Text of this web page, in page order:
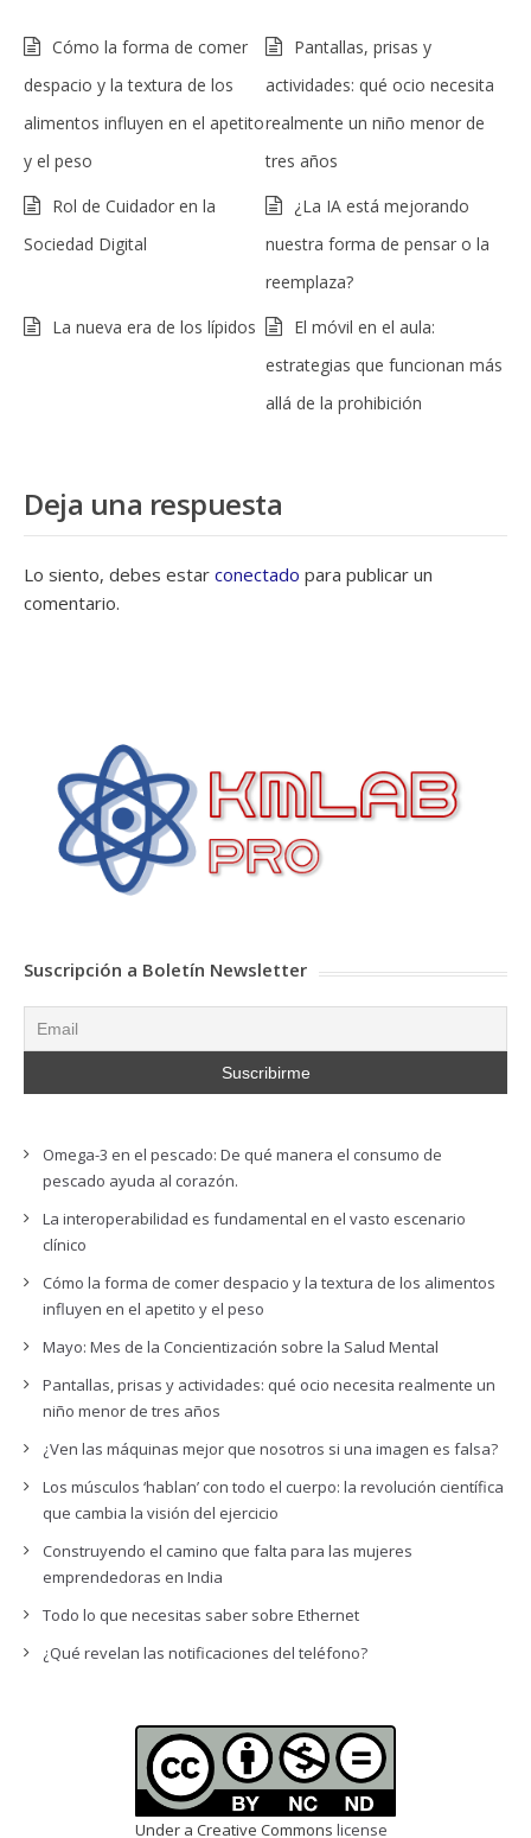
Cómo la forma de comer
despacio y la textura de los
alimentos influyen en el apetito
y el peso
Pantallas, prisas y
actividades: qué ocio necesita
realmente un niño menor de
tres años
Rol de Cuidador en la
Sociedad Digital
¿La IA está mejorando
nuestra forma de pensar o la
reemplaza?
La nueva era de los lípidos
El móvil en el aula:
estrategias que funcionan más
allá de la prohibición
Deja una respuesta
Lo siento, debes estar conectado para publicar un
comentario.
Suscripción a Boletín Newsletter
Omega-3 en el pescado: De qué manera el consumo de
pescado ayuda al corazón.
La interoperabilidad es fundamental en el vasto escenario
clínico
Cómo la forma de comer despacio y la textura de los alimentos
influyen en el apetito y el peso
Mayo: Mes de la Concientización sobre la Salud Mental
Pantallas, prisas y actividades: qué ocio necesita realmente un
niño menor de tres años
¿Ven las máquinas mejor que nosotros si una imagen es falsa?
Los músculos ‘hablan’ con todo el cuerpo: la revolución científica
que cambia la visión del ejercicio
Construyendo el camino que falta para las mujeres
emprendedoras en India
Todo lo que necesitas saber sobre Ethernet
¿Qué revelan las notificaciones del teléfono?
Under a Creative Commons license